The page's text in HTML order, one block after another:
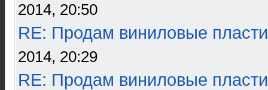
2014, 20:50
RE: Продам виниловые
2014, 20:29
RE: Продам виниловые